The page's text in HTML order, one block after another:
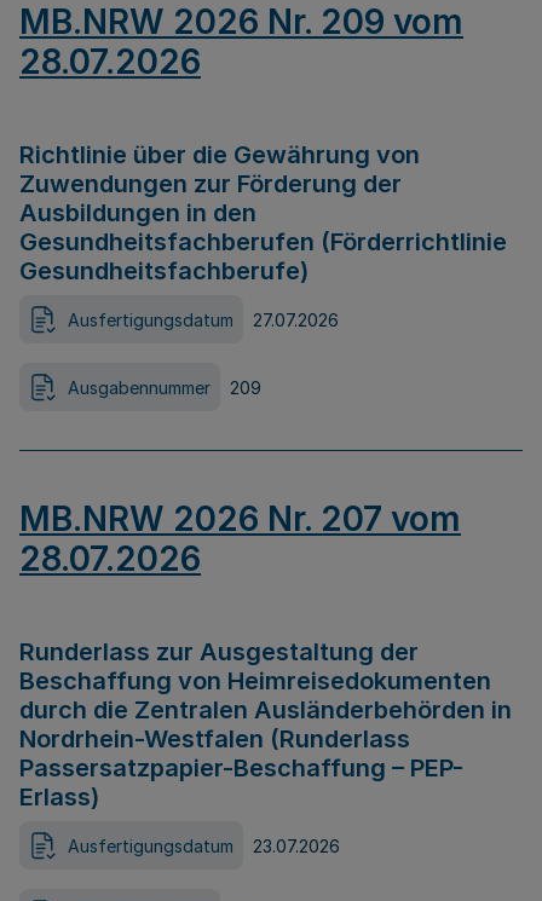
MB.NRW 2026 Nr. 209 vom
28.07.2026
Richtlinie über die Gewährung von
Zuwendungen zur Förderung der
Ausbildungen in den
Gesundheitsfachberufen (Förderrichtlinie
Gesundheitsfachberufe)
Ausfertigungsdatum 27.07.2026
Ausgabennummer 209
MB.NRW 2026 Nr. 207 vom
28.07.2026
Runderlass zur Ausgestaltung der
Beschaffung von Heimreisedokumenten
durch die Zentralen Ausländerbehörden in
Nordrhein-Westfalen (Runderlass
Passersatzpapier-Beschaffung – PEP-
Erlass)
Ausfertigungsdatum 23.07.2026